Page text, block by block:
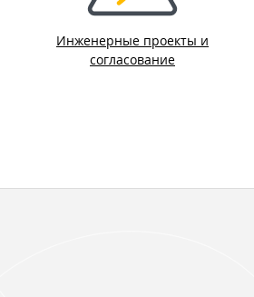
Инженерные проекты и
согласование